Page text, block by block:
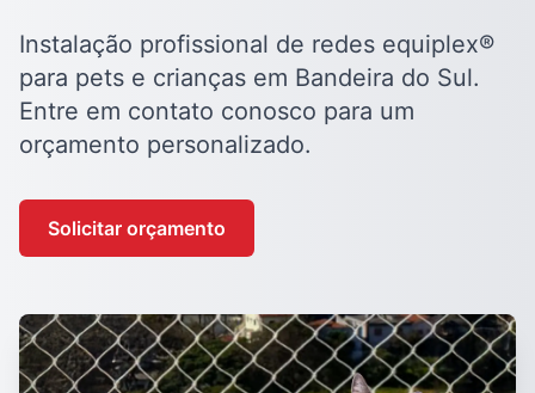
Instalação profissional de redes equiplex®
para pets e crianças em Bandeira do Sul.
Entre em contato conosco para um
orçamento personalizado.
Solicitar orçamento